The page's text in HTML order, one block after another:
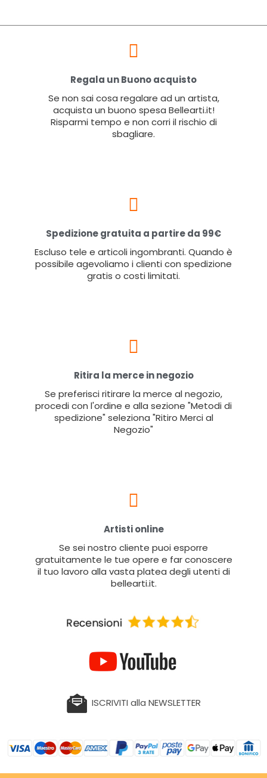
Regala un Buono acquisto
Se non sai cosa regalare ad un artista,
acquista un buono spesa Bellearti.it!
Risparmi tempo e non corri il rischio di
sbagliare.
Spedizione gratuita a partire da 99€
Escluso tele e articoli ingombranti. Quando è
possibile agevoliamo i clienti con spedizione
gratis o costi limitati.
Ritira la merce in negozio
Se preferisci ritirare la merce al negozio,
procedi con l'ordine e alla sezione "Metodi di
spedizione" seleziona "Ritiro Merci al
Negozio"
Artisti online
Se sei nostro cliente puoi esporre
gratuitamente le tue opere e far conoscere
il tuo lavoro alla vasta platea degli utenti di
bellearti.it.
ISCRIVITI alla NEWSLETTER